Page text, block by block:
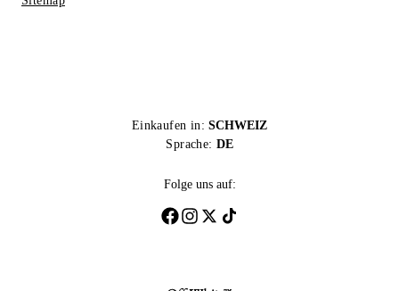
Einkaufen in: SCHWEIZ
Sprache: DE
Folge uns auf: